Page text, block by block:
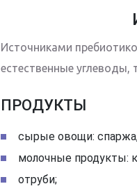
Источниками
естественные углеводы,
ПРОДУКТЫ
сырые овощи: спаржа,
молочные продукты:
отруби;